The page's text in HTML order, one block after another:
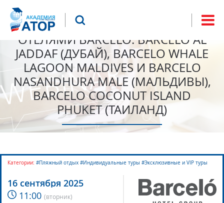
поиска
Что будем искать?
ЗИМНИЕ НАПРАВЛЕНИЯ С
ОТЕЛЯМИ BARCELO: BARCELO AL
JADDAF (ДУБАЙ), BARCELO WHALE
LAGOON MALDIVES И BARCELO
NASANDHURA MALE (МАЛЬДИВЫ),
BARCELO COCONUT ISLAND
PHUKET (ТАИЛАНД)
16 сентября 2025
11:00 (вторник)
Категории: #Пляжный отдых #Индивидуальные туры #Эксклюзивные и VIP туры